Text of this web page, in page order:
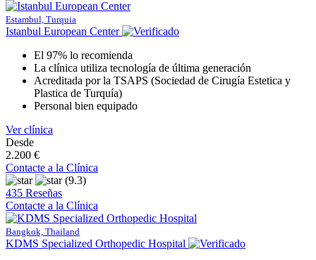
Estambul, Turquia
Istanbul European Center
El 97% lo recomienda
La clínica utiliza tecnología de última generación
Acreditada por la TSAPS (Sociedad de Cirugía Estetica y
Plastica de Turquía)
Personal bien equipado
Ver clínica
Desde
2.200 €
Contacte a la Clínica
(9.3)
435 Reseñas
Contacte a la Clínica
Bangkok, Thailand
KDMS Specialized Orthopedic Hospital